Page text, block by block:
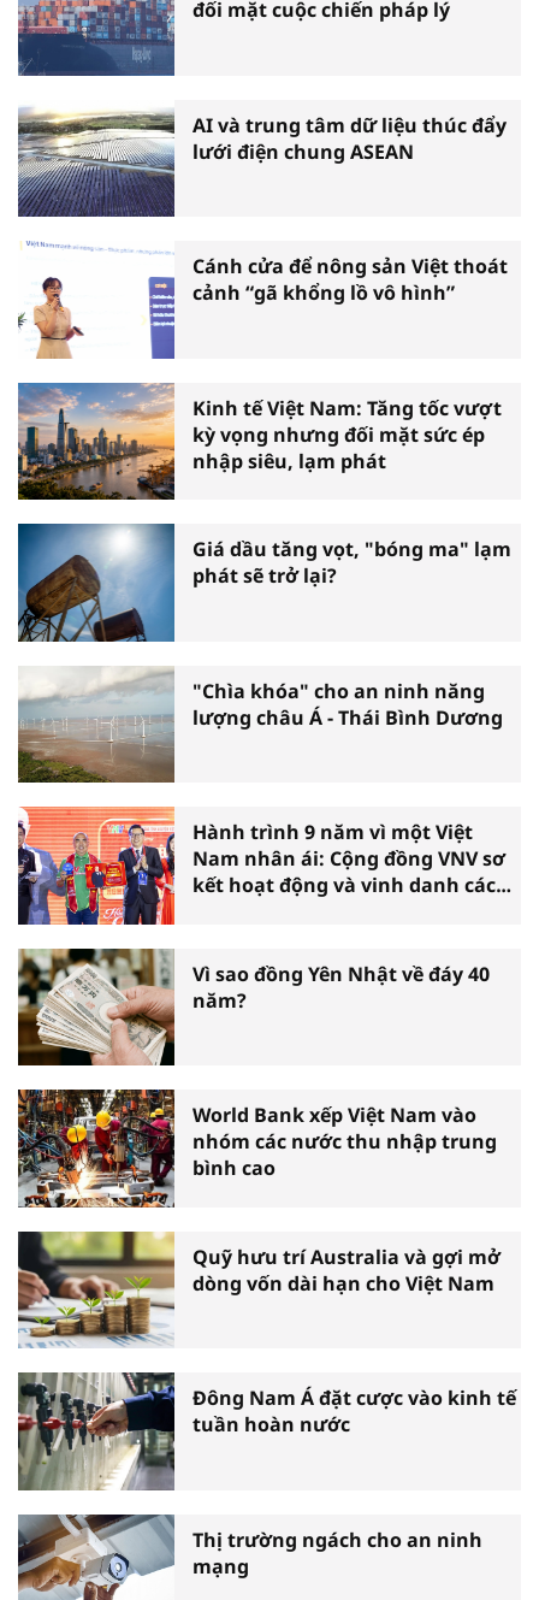
đối mặt cuộc chiến pháp lý
AI và trung tâm dữ liệu thúc đẩy
lưới điện chung ASEAN
Cánh cửa để nông sản Việt thoát
cảnh “gã khổng lồ vô hình”
Kinh tế Việt Nam: Tăng tốc vượt
kỳ vọng nhưng đối mặt sức ép
nhập siêu, lạm phát
Giá dầu tăng vọt, "bóng ma" lạm
phát sẽ trở lại?
"Chìa khóa" cho an ninh năng
lượng châu Á - Thái Bình Dương
Hành trình 9 năm vì một Việt
Nam nhân ái: Cộng đồng VNV sơ
kết hoạt động và vinh danh các
Vì sao đồng Yên Nhật về đáy 40
năm?
World Bank xếp Việt Nam vào
nhóm các nước thu nhập trung
bình cao
Quỹ hưu trí Australia và gợi mở
dòng vốn dài hạn cho Việt Nam
Đông Nam Á đặt cược vào kinh tế
tuần hoàn nước
Thị trường ngách cho an ninh
mạng